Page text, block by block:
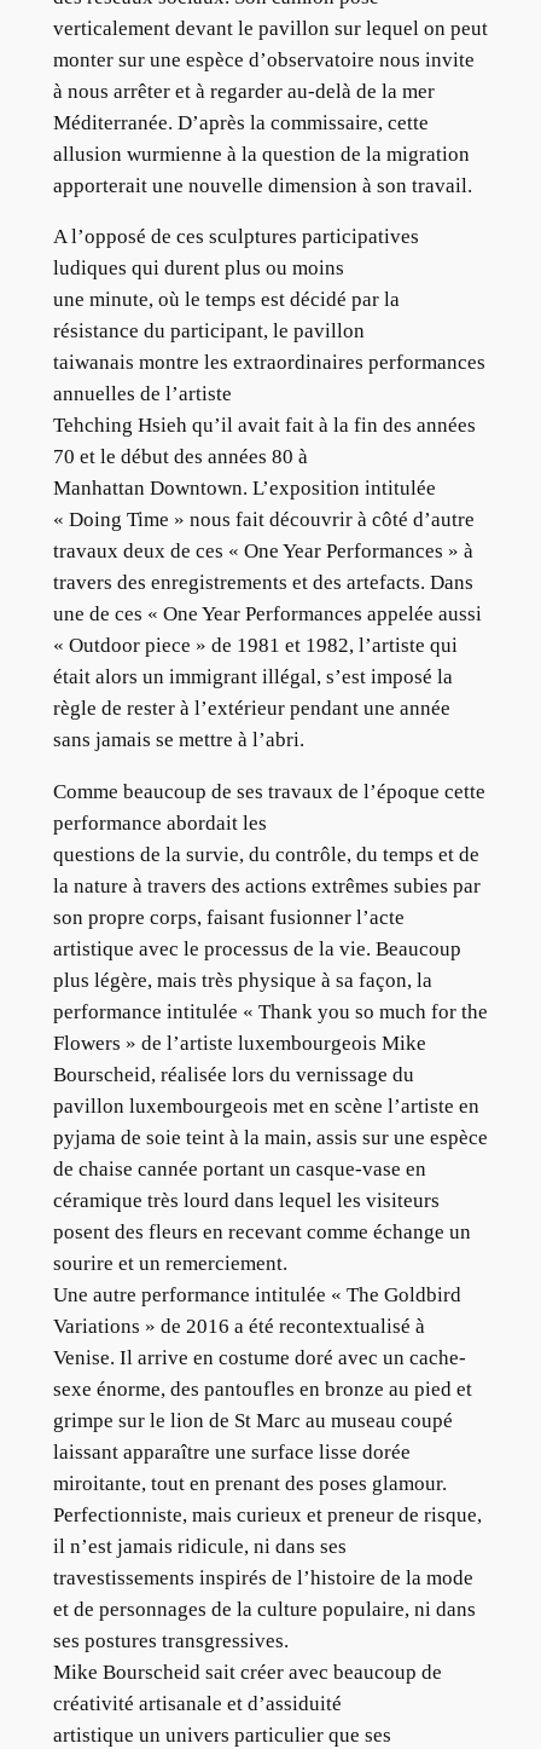
verticalement devant le pavillon sur lequel on peut
monter sur une espèce d’observatoire nous invite
à nous arrêter et à regarder au-delà de la mer
Méditerranée. D’après la commissaire, cette
allusion wurmienne à la question de la migration
apporterait une nouvelle dimension à son travail.
A l’opposé de ces sculptures participatives
ludiques qui durent plus ou moins
une minute, où le temps est décidé par la
résistance du participant, le pavillon
taiwanais montre les extraordinaires performances
annuelles de l’artiste
Tehching Hsieh qu’il avait fait à la fin des années
70 et le début des années 80 à
Manhattan Downtown. L’exposition intitulée
« Doing Time » nous fait découvrir à côté d’autre
travaux deux de ces « One Year Performances » à
travers des enregistrements et des artefacts. Dans
une de ces « One Year Performances appelée aussi
« Outdoor piece » de 1981 et 1982, l’artiste qui
était alors un immigrant illégal, s’est imposé la
règle de rester à l’extérieur pendant une année
sans jamais se mettre à l’abri.
Comme beaucoup de ses travaux de l’époque cette
performance abordait les
questions de la survie, du contrôle, du temps et de
la nature à travers des actions extrêmes subies par
son propre corps, faisant fusionner l’acte
artistique avec le processus de la vie. Beaucoup
plus légère, mais très physique à sa façon, la
performance intitulée « Thank you so much for the
Flowers » de l’artiste luxembourgeois Mike
Bourscheid, réalisée lors du vernissage du
pavillon luxembourgeois met en scène l’artiste en
pyjama de soie teint à la main, assis sur une espèce
de chaise cannée portant un casque-vase en
céramique très lourd dans lequel les visiteurs
posent des fleurs en recevant comme échange un
sourire et un remerciement.
Une autre performance intitulée « The Goldbird
Variations » de 2016 a été recontextualisé à
Venise. Il arrive en costume doré avec un cache-
sexe énorme, des pantoufles en bronze au pied et
grimpe sur le lion de St Marc au museau coupé
laissant apparaître une surface lisse dorée
miroitante, tout en prenant des poses glamour.
Perfectionniste, mais curieux et preneur de risque,
il n’est jamais ridicule, ni dans ses
travestissements inspirés de l’histoire de la mode
et de personnages de la culture populaire, ni dans
ses postures transgressives.
Mike Bourscheid sait créer avec beaucoup de
créativité artisanale et d’assiduité
artistique un univers particulier que ses